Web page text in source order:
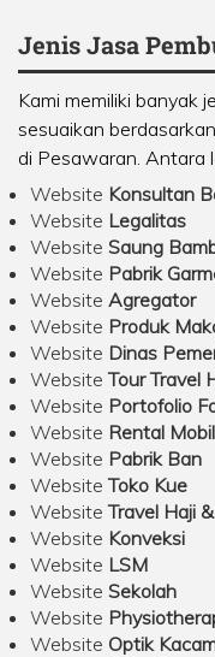
Jenis Jasa
Kami memiliki banyak
sesuaikan
di Pesawaran. Antara
Website Konsultan
Website Legalitas
Website Saung
Website Pabrik
Website Agregator
Website Produk
Website Dinas
WebsiteTour Travel
Website Portofolio
Website Rental Mobil
Website Pabrik Ban
WebsiteToko Kue
WebsiteTravel Haji
Website Konveksi
Website LSM
Website Sekolah
Website
Website Optik